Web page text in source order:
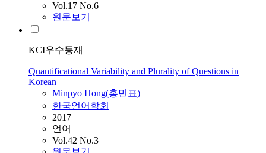
Vol.17 No.6
원문보기
KCI우수등재
Quantificational Variability and Plurality of Questions in
Korean
Minpyo Hong(홍민표)
한국언어학회
2017
언어
Vol.42 No.3